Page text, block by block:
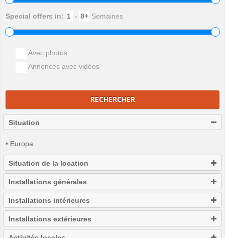
Special offers in: - Semaines
Avec photos
Annonces avec vidéos
RECHERCHER
Situation
• Europa
Situation de la location
Installations générales
Installations intérieures
Installations extérieures